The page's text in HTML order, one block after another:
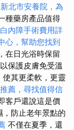
新北市安養院，為
種藥房產品值得
白內障手術費用詳
心，幫助您找到
在日光浴時保留
保護皮膚免受溫
其更柔軟，更靈
薦，尋找值得信
客戶還說這是價
防止老年景點的
不僅在夏季，還